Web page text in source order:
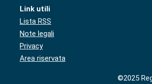
Link utili
Lista RSS
Note legali
Privacy
Area riservata
©2025